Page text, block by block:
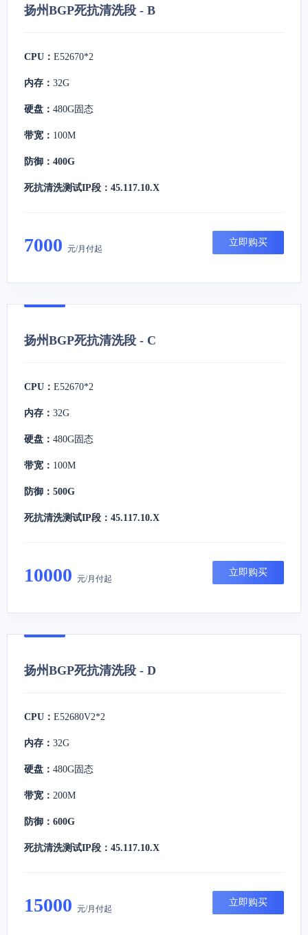
扬州BGP死抗清洗段 - B
CPU： E52670*2
内存： 32G
硬盘： 480G固态
带宽： 100M
防御：400G
死抗清洗测试IP段：45.117.10.X
7000 元/月付起
立即购买
扬州BGP死抗清洗段 - C
CPU： E52670*2
内存： 32G
硬盘： 480G固态
带宽： 100M
防御：500G
死抗清洗测试IP段：45.117.10.X
10000 元/月付起
立即购买
扬州BGP死抗清洗段 - D
CPU： E52680V2*2
内存： 32G
硬盘： 480G固态
带宽： 200M
防御：600G
死抗清洗测试IP段：45.117.10.X
15000 元/月付起
立即购买